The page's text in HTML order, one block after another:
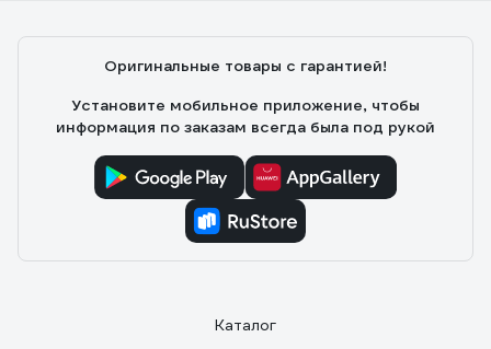
Оригинальные товары с гарантией!
Установите мобильное приложение, чтобы
информация по заказам всегда была под рукой
Каталог